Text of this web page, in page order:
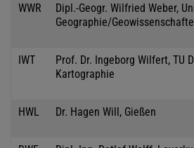
WWR
Dipl.-Geogr. Wilfried Weber,
Geographie/
IWT
Prof. Dr. Ingeborg Wilfert, TU
Kartographie
HWL Dr. Hagen Will, Gießen